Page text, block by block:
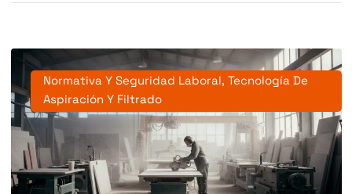
Normativa Y Seguridad Laboral, Tecnología De
Aspiración Y Filtrado